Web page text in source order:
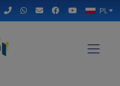
PL